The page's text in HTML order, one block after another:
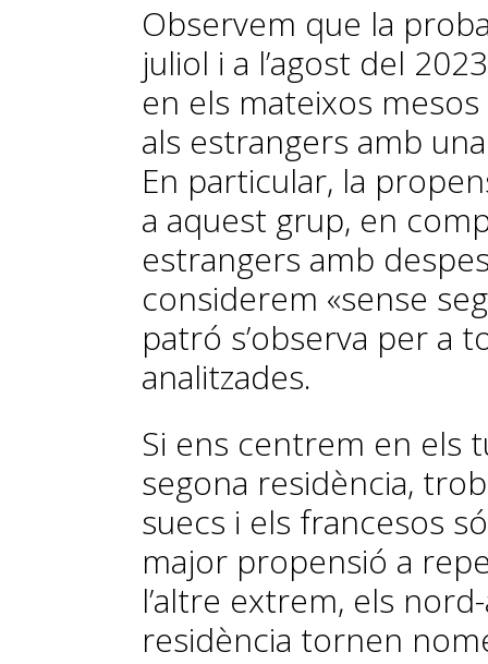
Observem que la
juliol i a l’agost del
en els mateixos
als estrangers amb
En particular, la
a aquest grup, en
estrangers amb
considerem «sense
patró s’observa per a
analitzades.
Si ens centrem en els
segona residència,
suecs i els francesos
major propensió a
l’altre extrem, els
residència tornen